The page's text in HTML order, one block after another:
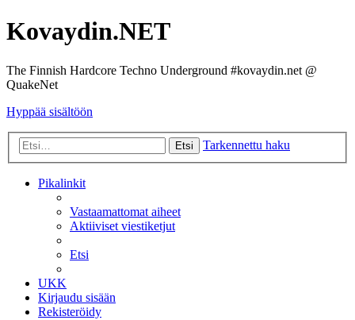
Kovaydin.NET
The Finnish Hardcore Techno Underground #kovaydin.net @
QuakeNet
Hyppää sisältöön
Etsi Tarkennettu haku
Pikalinkit
Vastaamattomat aiheet
Aktiiviset viestiketjut
Etsi
UKK
Kirjaudu sisään
Rekisteröidy